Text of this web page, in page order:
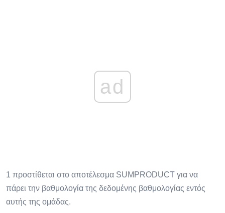
ad
1 προστίθεται στο αποτέλεσμα SUMPRODUCT για να
πάρει την βαθμολογία της δεδομένης βαθμολογίας εντός
αυτής της ομάδας.